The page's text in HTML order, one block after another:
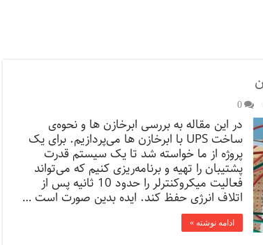
0
در این مقاله به بررسی ابرخازن ها و نحوه‌ی
ساخت UPS با ابرخازن ها می‌پردازیم. برای یک
پروژه از ما خواسته شد تا یک سیستم قدرت
پشتیبان را تهیه و برنامه‌ریزی کنیم که می‌تواند
فعالیت میکروکنترلر را حدود 10 ثانیه پس از
اتلاف انرژی حفظ کند. ایده بدین صورت است …
ادامه نوشته »